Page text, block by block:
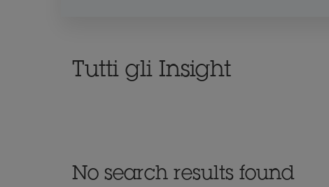
Tutti gli Insight
No search results found